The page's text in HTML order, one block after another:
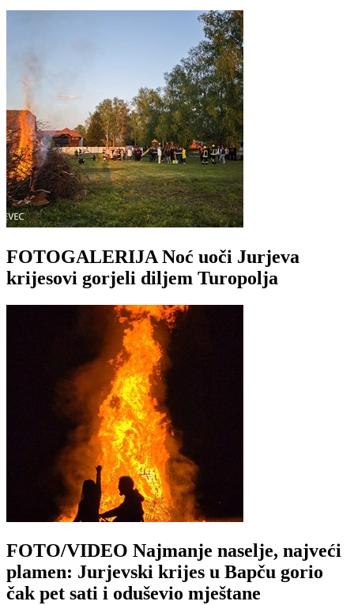
FOTOGALERIJA Noć uoči Jurjeva
krijesovi gorjeli diljem Turopolja
FOTO/VIDEO Najmanje naselje, najveći
plamen: Jurjevski krijes u Bapču gorio
čak pet sati i oduševio mještane